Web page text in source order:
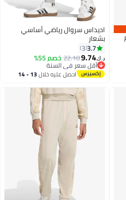
اديداس سروال رياضي أساسي
بشعار
3
9.74
22.10خصم 55%
أقل سعر في السنة
أقل سعر في السنة
احصل عليه خلال 13 - 14